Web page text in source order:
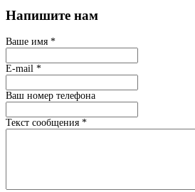
Напишите нам
Ваше имя *
E-mail *
Ваш номер телефона
Текст сообщения *